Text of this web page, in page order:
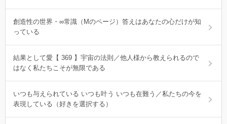
創造性の世界・∞常識（Mのページ）答えはあなたの心だけが知
っている
結果として愛【 369 】宇宙の法則／他人様から教えられるので
はなく私たちこそが無限である
いつも与えられている いつも叶う いつも在難う／私たちの今を
表現している（好きを選択する）